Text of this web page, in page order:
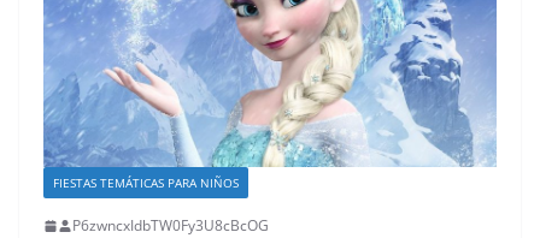
FIESTAS TEMÁTICAS PARA NIÑOS
P6zwncxIdbTW0Fy3U8cBcOG